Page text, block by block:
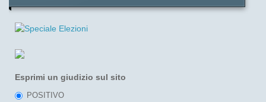
Esprimi un giudizio sul sito
POSITIVO